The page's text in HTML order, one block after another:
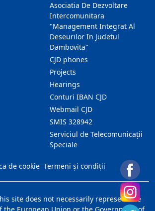
Asociatia De Dezvoltare
Intercomunitara
"Management Integrat Al
Deseurilor In Judetul
Dambovita"
CJD phones
Projects
Hearings
Conturi IBAN CJD
Webmail CJD
SMIS 328942
Serviciul de Telecomunicații
Speciale
de cookie Termeni și condiții
site does not necessarily represent the